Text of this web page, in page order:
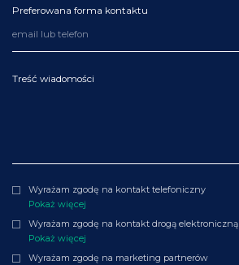
Preferowana forma kontaktu
Treść wiadomości
Wyrażam zgodę na kontakt telefoniczny
Pokaż więcej
Wyrażam zgodę na kontakt drogą elektroniczną
Pokaż więcej
Wyrażam zgodę na marketing partnerów